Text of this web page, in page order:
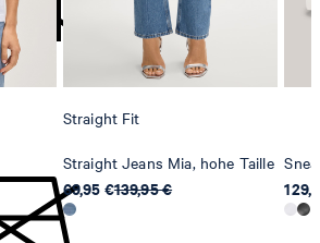
Straight Fit
Straight Jeans Mia, hohe Taille
69,95 €139,95 €